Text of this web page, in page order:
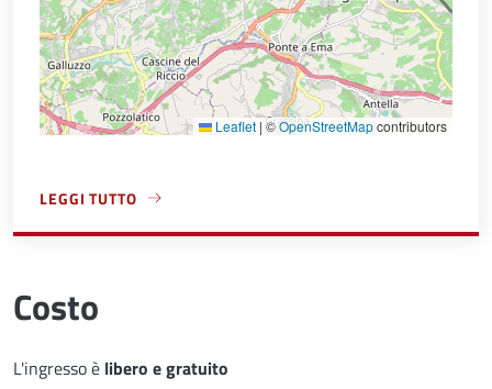
Leaflet | ©OpenStreetMapcontributors
LEGGI TUTTO
A PROPOSITO DI VILLA ARRIVABENE
Costo
L'ingresso è libero e gratuito